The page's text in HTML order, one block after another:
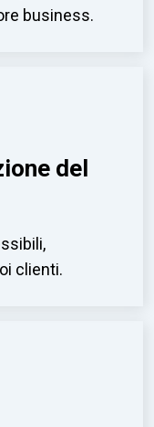
business.
del
clienti.